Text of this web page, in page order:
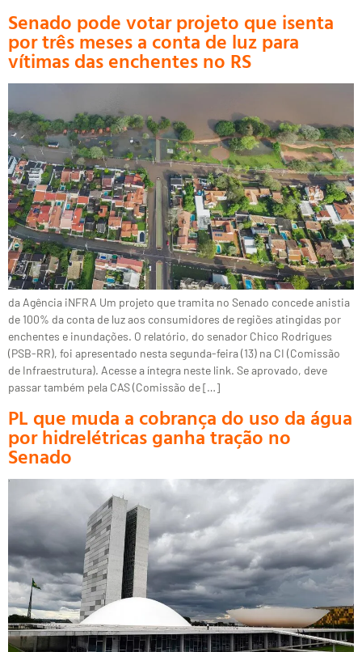
Senado pode votar projeto que isenta
por três meses a conta de luz para
vítimas das enchentes no RS
da Agência iNFRA Um projeto que tramita no Senado concede anistia
de 100% da conta de luz aos consumidores de regiões atingidas por
enchentes e inundações. O relatório, do senador Chico Rodrigues
(PSB-RR), foi apresentado nesta segunda-feira (13) na CI (Comissão
de Infraestrutura). Acesse a íntegra neste link. Se aprovado, deve
passar também pela CAS (Comissão de […]
PL que muda a cobrança do uso da água
por hidrelétricas ganha tração no
Senado